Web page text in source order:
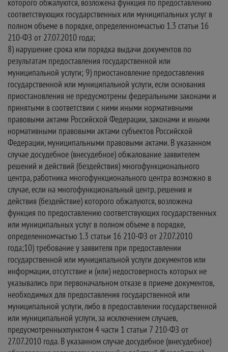
соответствующих государственных или муниципальных услуг в
полном объеме в порядке, определенномчастью 1.3 статьи 16
210-ФЗ от 27.07.2010 года;
8) нарушение срока или порядка выдачи документов по
результатам предоставления государственной или
муниципальной услуги; 9) приостановление предоставления
государственной или муниципальной услуги, если основания
приостановления не предусмотрены федеральными законами и
принятыми в соответствии с ними иными нормативными
правовыми актами Российской Федерации, законами и иными
нормативными правовыми актами субъектов Российской
Федерации, муниципальными правовыми актами. В указанном
случае досудебное (внесудебное) обжалование заявителем
решений и действий (бездействия) многофункционального
центра, работника многофункционального центра возможно в
случае, если на многофункциональный центр, решения и
действия (бездействие) которого обжалуются, возложена
функция по предоставлению соответствующих государственных
или муниципальных услуг в полном объеме в порядке,
определенномчастью 1.3 статьи 16 210-ФЗ от 27.07.2010
года;10) требование у заявителя при предоставлении
государственной или муниципальной услуги документов или
информации, отсутствие и (или) недостоверность которых не
указывались при первоначальном отказе в приеме документов,
необходимых для предоставления государственной или
муниципальной услуги, либо в предоставлении государственной
или муниципальной услуги, за исключением случаев,
предусмотренныхпунктом 4 части 1 статьи 7 210-ФЗ от
27.07.2010 года. В указанном случае досудебное (внесудебное)